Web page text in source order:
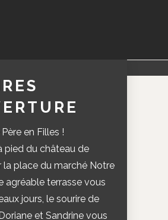
en Filles !
pied du château de
la place du marché Notre
agréable terrasse vous
jours, le sourire de
et Sandrine vous